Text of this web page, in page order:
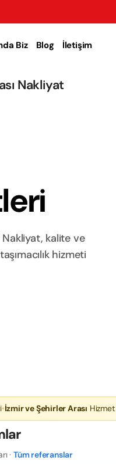
Biz Blog İletişim
Nakliyat
kalite ve
hizmeti
•İzmir ve Şehirler Arası Hizmet
·Tüm referanslar